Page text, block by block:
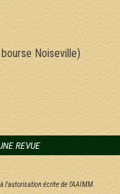
Noiseville)
REVUE
l'autorisation écrite de l'AAIMM.